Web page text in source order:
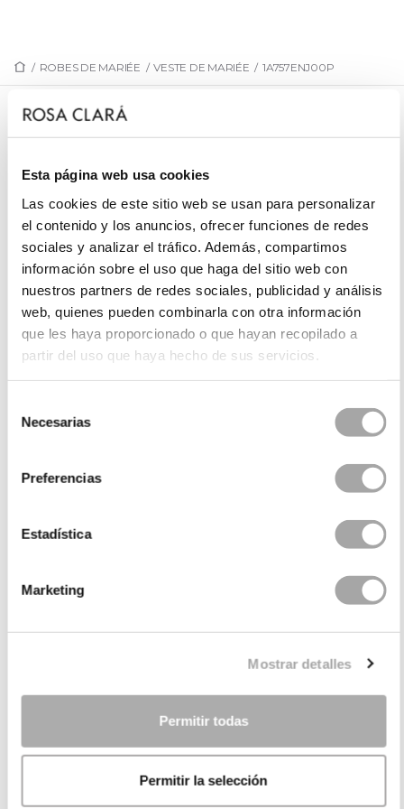
Esta página web usa cookies
Las cookies de este sitio web se usan para personalizar
el contenido y los anuncios, ofrecer funciones de redes
sociales y analizar el tráfico. Además, compartimos
información sobre el uso que haga del sitio web con
nuestros partners de redes sociales, publicidad y análisis
web, quienes pueden combinarla con otra información
que les haya proporcionado o que hayan recopilado a
partir del uso que haya hecho de sus servicios.
Necesarias
Preferencias
Estadística
Marketing
Mostrar detalles
Permitir todas
Permitir la selección
/ ROBES DE MARIÉE / VESTE DE MARIÉE / 1A757ENJ00P
1A757ENJ00P
PRENEZ RENDEZ-VOUS
POINT DE VENTE